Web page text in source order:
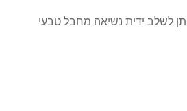
לשלב ידית נשיאה מחבל טבעי